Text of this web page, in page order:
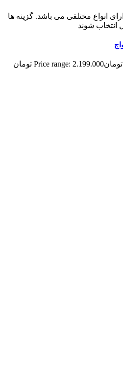
انواع مختلفی می باشد. گزینه ها
شوند
تومان
Price range: 2.199.000 تومان